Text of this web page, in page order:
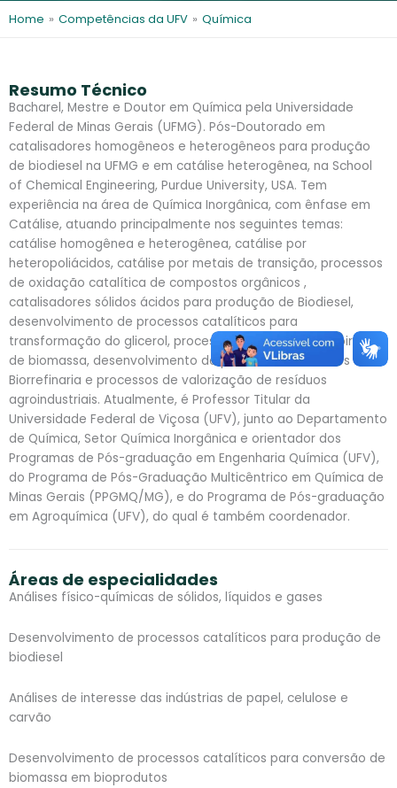
l e
s
e
d
Home » Competências da UFV » Química
Resumo Técnico
Bacharel, Mestre e Doutor em Química pela Universidade
Federal de Minas Gerais (UFMG). Pós-Doutorado em
catalisadores homogêneos e heterogêneos para produção
de biodiesel na UFMG e em catálise heterogênea, na School
of Chemical Engineering, Purdue University, USA. Tem
experiência na área de Química Inorgânica, com ênfase em
Catálise, atuando principalmente nos seguintes temas:
catálise homogênea e heterogênea, catálise por
heteropoliácidos, catálise por metais de transição, processos
de oxidação catalítica de compostos orgânicos ,
catalisadores sólidos ácidos para produção de Biodiesel,
desenvolvimento de processos catalíticos para
transformação do glicerol, processos catalíticos e de pirólise
de biomassa, desenvolvimento de processos catalíticos de
Biorrefinaria e processos de valorização de resíduos
agroindustriais. Atualmente, é Professor Titular da
Universidade Federal de Viçosa (UFV), junto ao Departamento
de Química, Setor Química Inorgânica e orientador dos
Programas de Pós-graduação em Engenharia Química (UFV),
do Programa de Pós-Graduação Multicêntrico em Química de
Minas Gerais (PPGMQ/MG), e do Programa de Pós-graduação
em Agroquímica (UFV), do qual é também coordenador.
Áreas de especialidades
Análises físico-químicas de sólidos, líquidos e gases
Desenvolvimento de processos catalíticos para produção de
biodiesel
Análises de interesse das indústrias de papel, celulose e
carvão
Desenvolvimento de processos catalíticos para conversão de
biomassa em bioprodutos